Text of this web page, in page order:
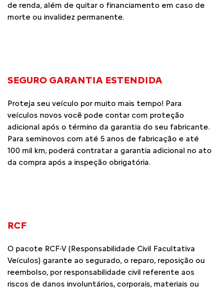
de renda, além de quitar o financiamento em caso de
morte ou invalidez permanente.
SEGURO GARANTIA ESTENDIDA
Proteja seu veículo por muito mais tempo! Para
veículos novos você pode contar com proteção
adicional após o término da garantia do seu fabricante.
Para seminovos com até 5 anos de fabricação e até
100 mil km, poderá contratar a garantia adicional no ato
da compra após a inspeção obrigatória.
RCF
O pacote RCF-V (Responsabilidade Civil Facultativa
Veículos) garante ao segurado, o reparo, reposição ou
reembolso, por responsabilidade civil referente aos
riscos de danos involuntários, corporais, materiais ou